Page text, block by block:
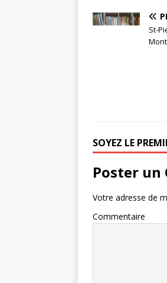
St-
SOYEZ LE
Poster un
Votre adresse de
Commentaire